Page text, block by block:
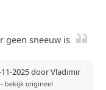
geen sneeuw is
2025 door Vladimir
- bekijk origineel